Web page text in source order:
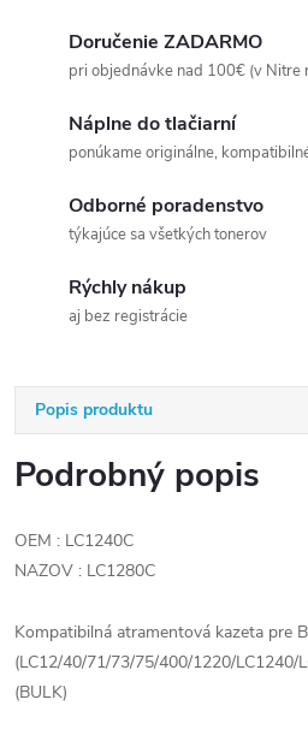
Doručenie ZADARMO
pri objednávke nad 100€ (v Nitre
Náplne do tlačiarní
ponúkame originálne,
Odborné poradenstvo
týkajúce sa všetkých tonerov
Rýchly nákup
aj bez registrácie
Popis produktu
Podrobný popis
OEM : LC1240C
NAZOV : LC1280C
Kompatibilná atramentová kazeta pre
(LC12/40/71/73/75/400/1220/LC1240/
(BULK)